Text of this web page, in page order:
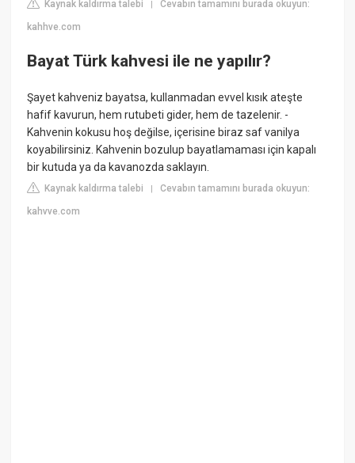
Kaynak kaldırma talebi |Cevabın tamamını burada okuyun:
kahhve.com
Bayat Türk kahvesi ile ne yapılır?
Şayet kahveniz bayatsa, kullanmadan evvel kısık ateşte
hafif kavurun, hem rutubeti gider, hem de tazelenir. -
Kahvenin kokusu hoş değilse, içerisine biraz saf vanilya
koyabilirsiniz. Kahvenin bozulup bayatlamaması için kapalı
bir kutuda ya da kavanozda saklayın.
Kaynak kaldırma talebi |Cevabın tamamını burada okuyun:
kahvve.com